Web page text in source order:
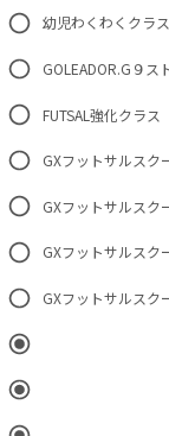
幼児わくわくクラス
GOLEADOR.G９ス
FUTSAL強化クラス
GXフットサルスク
GXフットサルスク
GXフットサルスク
GXフットサルスク